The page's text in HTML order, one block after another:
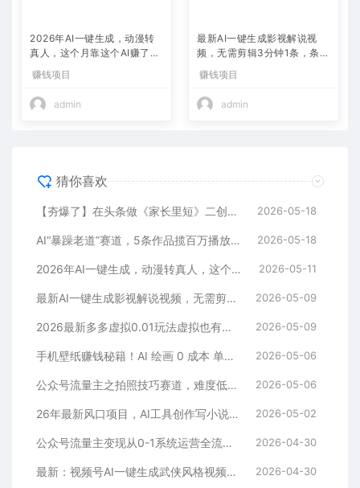
2026年AI一键生成，动漫转
真人，这个月靠这个AI赚了2
W+
赚钱项目
admin
最新AI一键生成影视解说视
频，无需剪辑3分钟1条，条条
爆款，多平台变现日入2000
+
赚钱项目
admin
猜你喜欢
【夯爆了】在头条做《家长里短》二创小故事，这个月收益2w+ 2026-05-18
AI“暴躁老道”赛道，5条作品揽百万播放！（附变现全攻略） 2026-05-18
2026年AI一键生成，动漫转真人，这个月靠这个AI赚了2W+ 2026-05-11
最新AI一键生成影视解说视频，无需剪辑3分钟1条，条条爆款，多平台变现日入2000+ 2026-05-09
2026最新多多虚拟0.01玩法虚拟也有新门路轻松日入2500! 2026-05-09
手机壁纸赚钱秘籍！AI 绘画 0 成本 单店狂销 3.8 万单 2026-05-06
公众号流量主之拍照技巧赛道，难度低+流量大，起号第一篇就爆了10w阅读！ 2026-05-06
26年最新风口项目，AI工具创作写小说，轻松实现日入1000+ 2026-05-02
公众号流量主变现从0-1系统运营全流程讲解！ 2026-04-30
最新：视频号AI一键生成武侠风格视频，狂撸视频号分成收益，学完轻松日入1000+ 2026-04-30